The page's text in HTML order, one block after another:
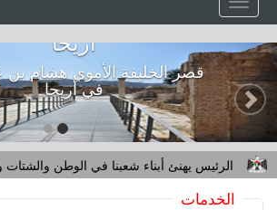
Toggle
navigation
أريحا
قصر الخليفة الأموي هشام بن
في أريحا
التالي
الرئيس يهنئ أبناء شعبنا في الوطن والشتات
الخدمات